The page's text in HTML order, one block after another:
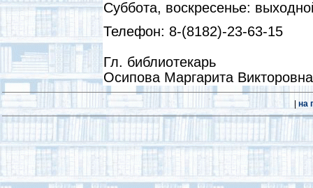
Суббота, воскресенье:
Телефон: 8-(8182)-23-63-15
Гл. библиотекарь
Осипова Маргарита Викторовна
на